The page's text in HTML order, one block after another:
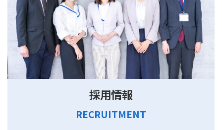
採用情報
RECRUITMENT